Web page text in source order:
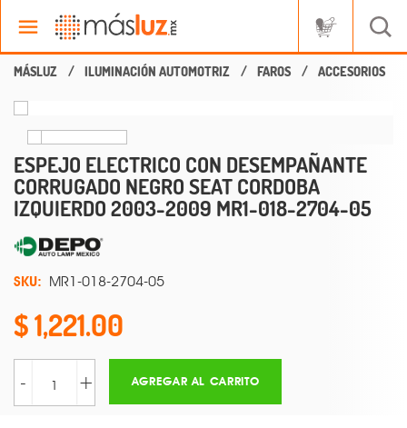
ILUMINACIÓN AUTOMOTRIZ FAROS ACCESORIOS
ESPEJO ELECTRICO CON DESEMPAÑANTE
CORRUGADO NEGRO SEAT CORDOBA
IZQUIERDO 2003-2009 MR1-018-2704-05
SKU: MR1-018-2704-05
1,221.00
- + AGREGAR AL CARRITO